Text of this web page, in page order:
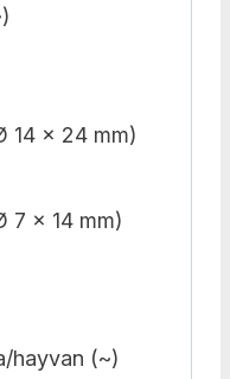
14 x 24 mm)
7 x 14 mm)
hayvan (~)